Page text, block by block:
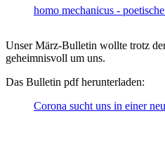
homo mechanicus -
Unser März-Bulletin wollte trotz
geheimnisvoll um uns.
Das Bulletin pdf herunterladen:
Corona sucht uns in einer